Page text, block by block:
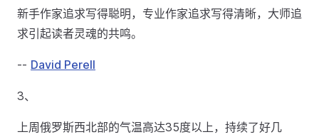
新手作家追求写得聪明，专业作家追求写得清晰，大师追
求引起读者灵魂的共鸣。
-- David Perell
3、
上周俄罗斯西北部的气温高达35度以上，持续了好几